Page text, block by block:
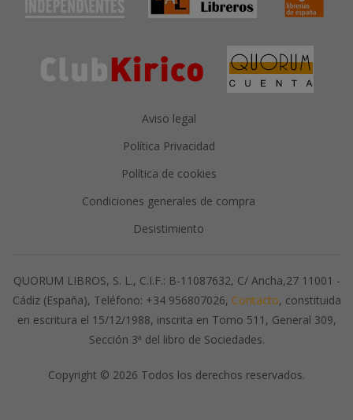
Aviso legal
Política Privacidad
Política de cookies
Condiciones generales de compra
Desistimiento
QUORUM LIBROS, S. L., C.I.F.: B-11087632, C/ Ancha,27 11001 -
Cádiz (España), Teléfono: +34 956807026, Contacto, constituida
en escritura el 15/12/1988, inscrita en Tomo 511, General 309,
Sección 3ª del libro de Sociedades.
Copyright © 2026 Todos los derechos reservados.